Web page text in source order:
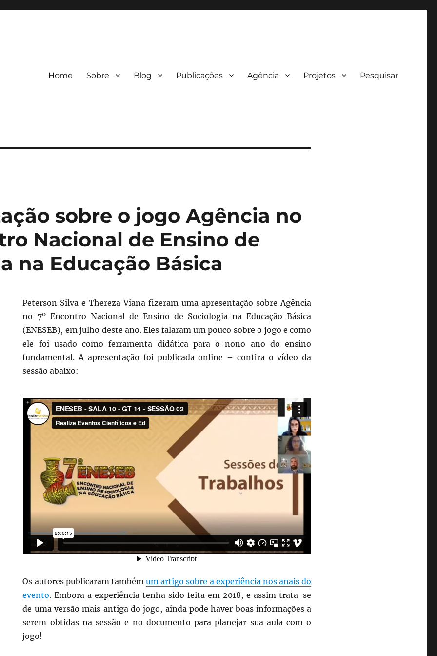
Home Sobre Blog Publicações Agência Projetos Pesquisar
sobre o jogo Agência no
Nacional de Ensino de
na Educação Básica
Peterson Silva e Thereza Viana fizeram uma apresentação sobre Agência
no 7º Encontro Nacional de Ensino de Sociologia na Educação Básica
(ENESEB), em julho deste ano. Eles falaram um pouco sobre o jogo e como
ele foi usado como ferramenta didática para o nono ano do ensino
fundamental. A apresentação foi publicada online – confira o vídeo da
sessão abaixo:
Os autores publicaram tambémum artigo sobre a experiência nos anais do
evento. Embora a experiência tenha sido feita em 2018, e assim trata-se
de uma versão mais antiga do jogo, ainda pode haver boas informações a
serem obtidas na sessão e no documento para planejar sua aula com o
jogo!